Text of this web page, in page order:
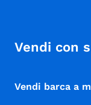
Vendi con
Vendi barca a